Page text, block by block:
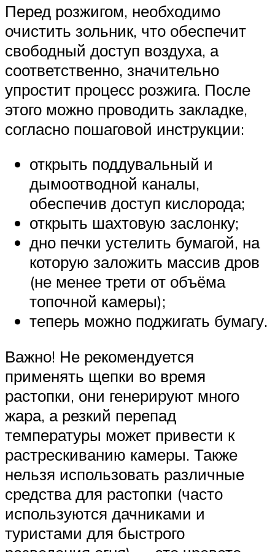
Перед розжигом, необходимо
очистить зольник, что обеспечит
свободный доступ воздуха, а
соответственно, значительно
упростит процесс розжига. После
этого можно проводить закладке,
согласно пошаговой инструкции:
открыть поддувальный и
дымоотводной каналы,
обеспечив доступ кислорода;
открыть шахтовую заслонку;
дно печки устелить бумагой, на
которую заложить массив дров
(не менее трети от объёма
топочной камеры);
теперь можно поджигать бумагу.
Важно! Не рекомендуется
применять щепки во время
растопки, они генерируют много
жара, а резкий перепад
температуры может привести к
растрескиванию камеры. Также
нельзя использовать различные
средства для растопки (часто
используются дачниками и
туристами для быстрого